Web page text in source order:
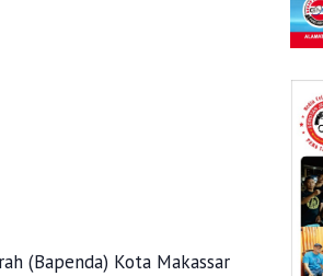
(Bapenda) Kota Makassar